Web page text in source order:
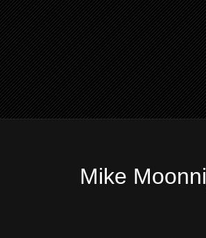
Mike